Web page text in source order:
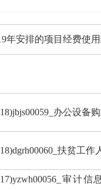
年安排的项目经费使
办公设备
扶贫工作
审计信